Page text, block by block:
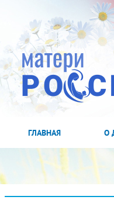
ГЛАВНАЯ О